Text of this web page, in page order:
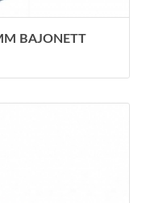
BAJONETT